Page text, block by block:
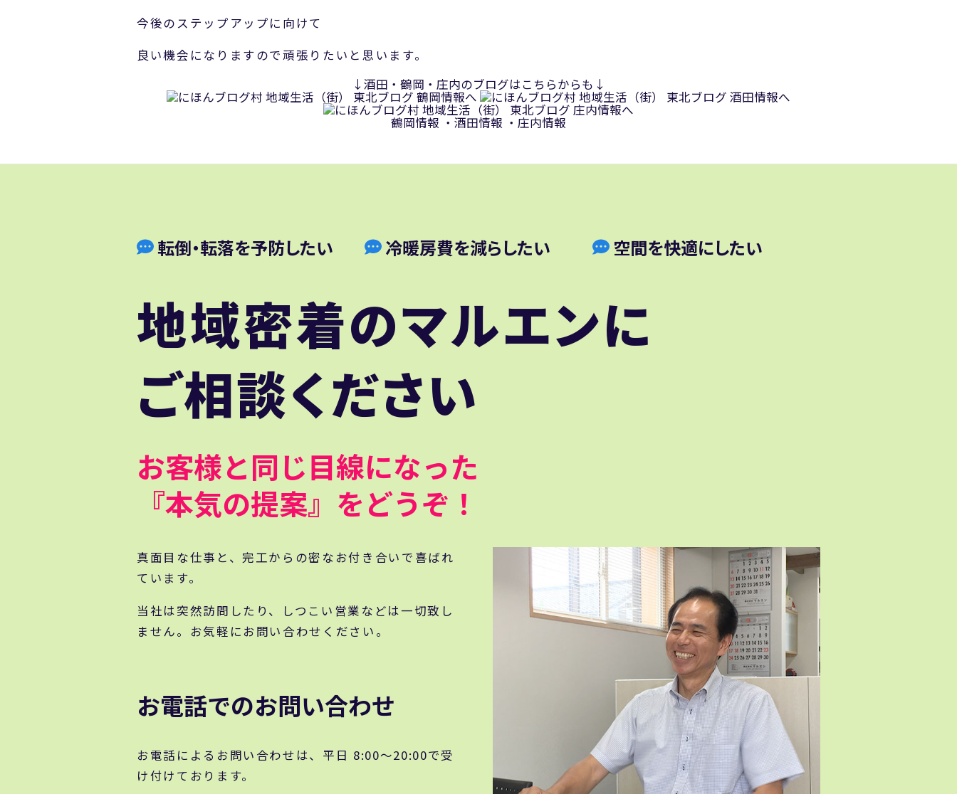
今後のステップアップに向けて
良い機会になりますので頑張りたいと思います。
↓酒田・鶴岡・庄内のブログはこちらからも↓
鶴岡情報 ・ 酒田情報 ・ 庄内情報
転倒・転落を予防したい 冷暖房費を減らしたい 空間を快適にしたい
地域密着のマルエンに
ご相談ください
お客様と同じ目線になった
『本気の提案』をどうぞ！
真面目な仕事と、完工からの密なお付き合いで喜ばれ
ています。
当社は突然訪問したり、しつこい営業などは一切致し
ません。お気軽にお問い合わせください。
お電話でのお問い合わせ
お電話によるお問い合わせは、平日 8:00～20:00で受
け付けております。